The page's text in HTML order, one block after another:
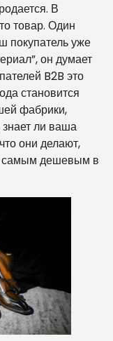
В
товар. Один
покупатель уже
он думает
B2B это
становится
фабрики,
знает ли ваша
они делают,
самым дешевым в